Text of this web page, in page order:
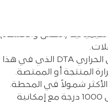
الطور (مثل درجة حرارة
(التحلل والأكسدة)
على التحليل الحراري DTA الذي في هذا
المنتجة أو الممتصة.
الأكثر شمولاً في المحطة.
نطاق درجة حرارة التي تصل إلى 1000 درجة مع إمكانية